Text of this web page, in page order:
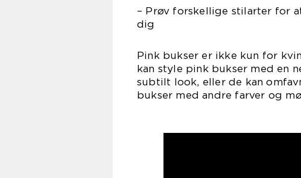
– Prøv forskellige stilarter for
dig
Pink bukser er ikke kun for
kan style pink bukser med en
subtilt look, eller de kan
bukser med andre farver og